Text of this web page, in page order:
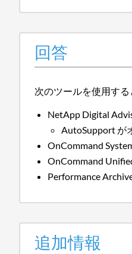
回答
次のツールを使用す
NetApp Digital
AutoSupport が
OnCommand
OnCommand
Performance
追加情報